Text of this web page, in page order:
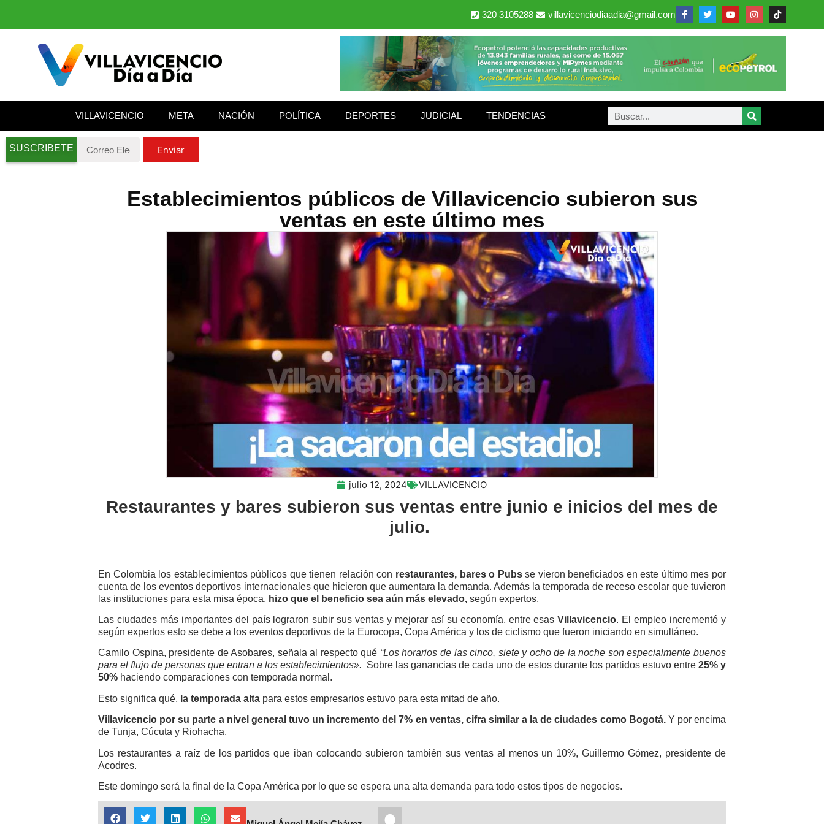
320 3105288 villavicenciodiaadia@gmail.com
VILLAVICENCIO META NACIÓN POLÍTICA DEPORTES JUDICIAL TENDENCIAS
SUSCRIBETE Enviar
Establecimientos públicos de Villavicencio subieron sus
ventas en este último mes
julio 12, 2024 VILLAVICENCIO
Restaurantes y bares subieron sus ventas entre junio e inicios del mes de
julio.
En Colombia los establecimientos públicos que tienen relación con restaurantes, bares o Pubsse vieron beneficiados en este último mes por
cuenta de los eventos deportivos internacionales que hicieron que aumentara la demanda. Además la temporada de receso escolar que tuvieron
las instituciones para esta misa época, hizo que el beneficio sea aún más elevado, según expertos.
Las ciudades más importantes del país lograron subir sus ventas y mejorar así su economía, entre esasVillavicencio. El empleo incrementó y
según expertos esto se debe a los eventos deportivos de la Eurocopa, Copa América y los de ciclismo que fueron iniciando en simultáneo.
Camilo Ospina, presidente de Asobares, señala al respecto qué “Los horarios de las cinco, siete y ocho de la noche son especialmente buenos
para el flujo de personas que entran a los establecimientos». Sobre las ganancias de cada uno de estos durante los partidos estuvo entre 25% y
50% haciendo comparaciones con temporada normal.
Esto significa qué, la temporada alta para estos empresarios estuvo para esta mitad de año.
Villavicencio por su parte a nivel general tuvo un incremento del 7% en ventas, cifra similar a la de ciudades como Bogotá. Y por encima
de Tunja, Cúcuta y Riohacha.
Los restaurantes a raíz de los partidos que iban colocando subieron también sus ventas al menos un 10%, Guillermo Gómez, presidente de
Acodres.
Este domingo será la final de la Copa América por lo que se espera una alta demanda para todo estos tipos de negocios.